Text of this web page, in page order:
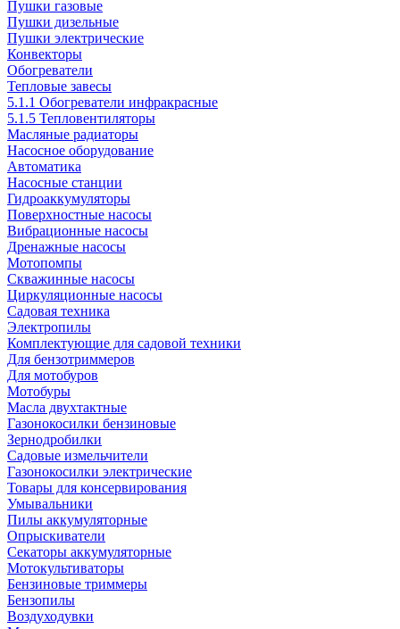
Пушки газовые
Пушки дизельные
Пушки электрические
Конвекторы
Обогреватели
Тепловые завесы
5.1.1 Обогреватели инфракрасные
5.1.5 Тепловентиляторы
Масляные радиаторы
Насосное оборудование
Автоматика
Насосные станции
Гидроаккумуляторы
Поверхностные насосы
Вибрационные насосы
Дренажные насосы
Мотопомпы
Скважинные насосы
Циркуляционные насосы
Садовая техника
Электропилы
Комплектующие для садовой техники
Для бензотриммеров
Для мотобуров
Мотобуры
Масла двухтактные
Газонокосилки бензиновые
Зернодробилки
Садовые измельчители
Газонокосилки электрические
Товары для консервирования
Умывальники
Пилы аккумуляторные
Опрыскиватели
Секаторы аккумуляторные
Мотокультиваторы
Бензиновые триммеры
Бензопилы
Воздуходувки